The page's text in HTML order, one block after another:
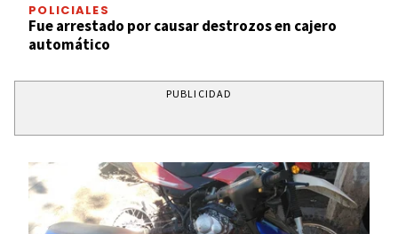
POLICIALES
Fue arrestado por causar destrozos en cajero
automático
PUBLICIDAD